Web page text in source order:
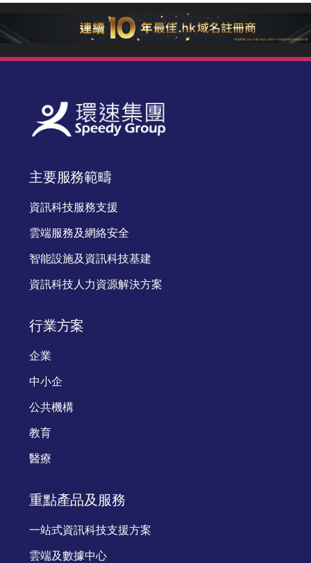
主要服務範疇
資訊科技服務支援
雲端服務及網絡安全
智能設施及資訊科技基建
資訊科技人力資源解決方案
行業方案
企業
中小企
公共機構
教育
醫療
重點產品及服務
一站式資訊科技支援方案
雲端及數據中心